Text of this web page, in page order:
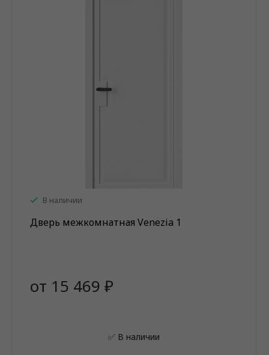
В наличии
Дверь межкомнатная Venezia 1
от 15 469 ₽
✅ В наличии